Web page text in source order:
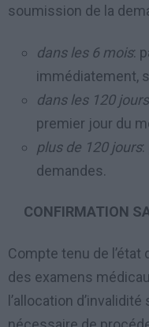
soumission de la
dans les 6 mois:
immédiatement,
dans les 120 jours
premier jour du
plus de 120 jours:
demandes.
CONFIRMATION
Compte tenu de l’état
des examens
l’allocation